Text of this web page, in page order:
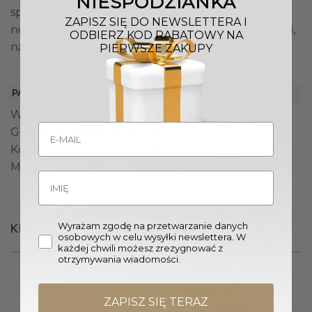
sprawia, że świetnie harmonizuje także z
nowoczesnymi salonami czy przestronnymi loftami,
nadając im wyjątkowy charakter i funkcjonalność.
PARAMETRY
Wymiary fotela (Gł. x Sz. x W.): 78 x 82 x 76 cm
Głębokość siedziska: 58 cm
Kolor fotela: Granatowy, Złoty
Materiał: Tkanina, Metal
KLIENCI OGLĄDALI RÓWNIEŻ
Promocja!
ZAPISZ SIĘ DO NEWSLETTERA I
ODBIERZ KOD RABATOWY NA
PIERWSZE ZAKUPY
Wyrażam zgodę na przetwarzanie danych
osobowych w celu wysyłki newslettera. W
każdej chwili możesz zrezygnować z
otrzymywania wiadomości.
ZAPISZ SIĘ TERAZ